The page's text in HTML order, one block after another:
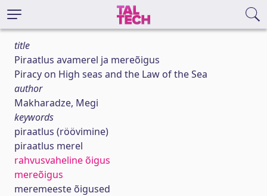
title
Piraatlus avamerel ja mereõigus
Piracy on High seas and the Law of the Sea
author
Makharadze, Megi
keywords
piraatlus (röövimine)
piraatlus merel
rahvusvaheline õigus
mereõigus
meremeeste õigused